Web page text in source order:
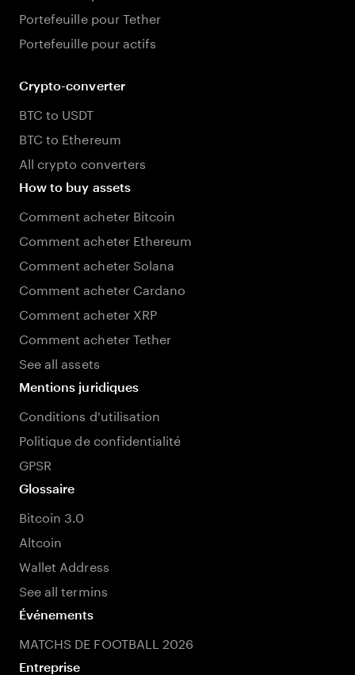
Portefeuille pour Tether
Portefeuille pour actifs
Crypto-converter
BTC to USDT
BTC to Ethereum
All crypto converters
How to buy assets
Comment acheter Bitcoin
Comment acheter Ethereum
Comment acheter Solana
Comment acheter Cardano
Comment acheter XRP
Comment acheter Tether
See all assets
Mentions juridiques
Conditions d'utilisation
Politique de confidentialité
GPSR
Glossaire
Bitcoin 3.0
Altcoin
Wallet Address
See all termins
Événements
MATCHS DE FOOTBALL 2026
Entreprise